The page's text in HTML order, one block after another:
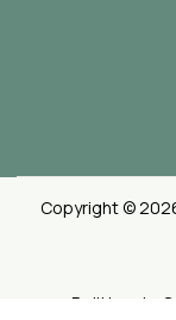
Copyright ©
Politica de